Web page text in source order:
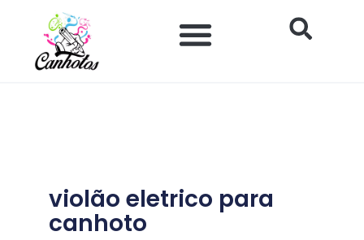
violão eletrico para
canhoto